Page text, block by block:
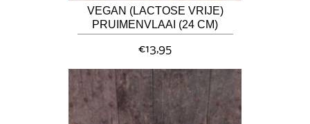
VEGAN (LACTOSE VRIJE)
PRUIMENVLAAI (24 CM)
€13,95